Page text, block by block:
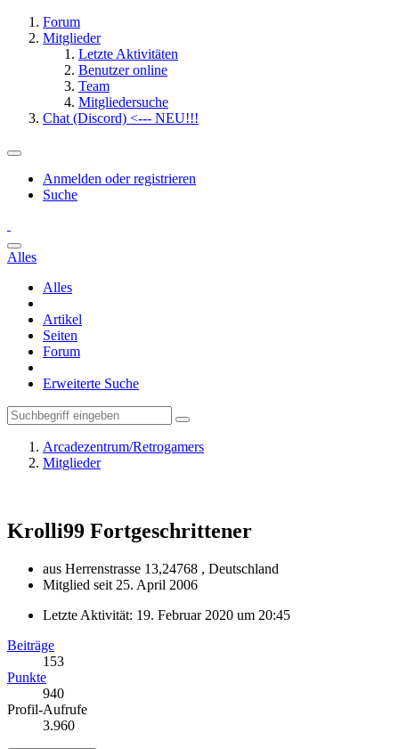
Forum
Mitglieder
Letzte Aktivitäten
Benutzer online
Team
Mitgliedersuche
Chat (Discord) <--- NEU!!!
Anmelden oder registrieren
Suche
Alles
Alles
Artikel
Seiten
Forum
Erweiterte Suche
Arcadezentrum/Retrogamers
Mitglieder
Krolli99 Fortgeschrittener
aus Herrenstrasse 13,24768 , Deutschland
Mitglied seit 25. April 2006
Letzte Aktivität: 19. Februar 2020 um 20:45
Beiträge
153
Punkte
940
Profil-Aufrufe
3.960